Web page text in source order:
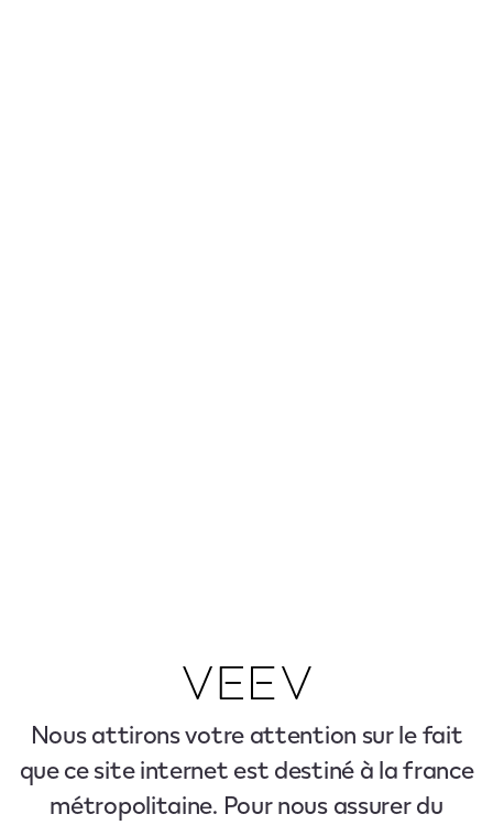
Nous attirons votre attention sur le fait
que ce site internet est destiné à la france
métropolitaine. Pour nous assurer du